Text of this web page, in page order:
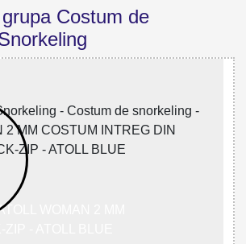
Costum de
WOMAN 2 MM